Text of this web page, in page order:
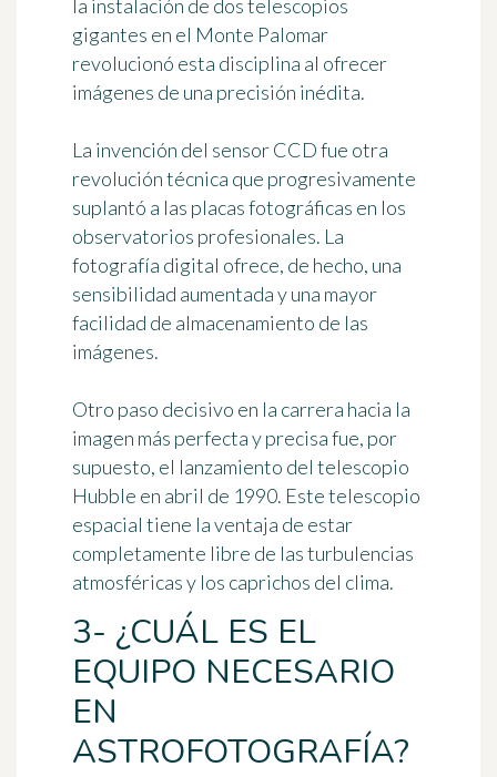
la instalación de dos telescopios
gigantes en el Monte Palomar
revolucionó esta disciplina al ofrecer
imágenes de una precisión inédita.
La invención del sensor CCD fue otra
revolución técnica que progresivamente
suplantó a las placas fotográficas en los
observatorios profesionales. La
fotografía digital ofrece, de hecho, una
sensibilidad aumentada y una mayor
facilidad de almacenamiento de las
imágenes.
Otro paso decisivo en la carrera hacia la
imagen más perfecta y precisa fue, por
supuesto, el lanzamiento del telescopio
Hubble en abril de 1990. Este telescopio
espacial tiene la ventaja de estar
completamente libre de las turbulencias
atmosféricas y los caprichos del clima.
3- ¿CUÁL ES EL
EQUIPO NECESARIO
EN
ASTROFOTOGRAFÍA?